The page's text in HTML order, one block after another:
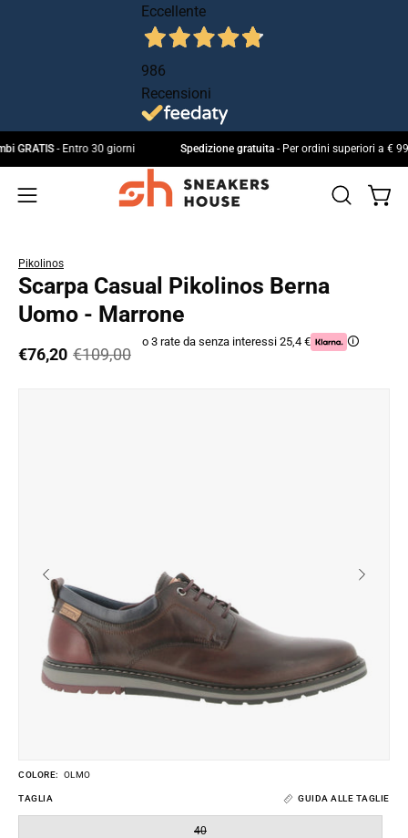
Eccellente
986
Recensioni
GRATIS- Entro 30 giorni Spedizione gratuita- Per ordini superiori a
Apri
navigazione
Apri
Apri
Pikolinos
Scarpa Casual Pikolinos Berna
Uomo - Marrone
€76,20 €109,00
o 3 rate da senza interessi 25,4 € 🛈
COLORE: OLMO
TAGLIA
GUIDA ALLE TAGLIE
40